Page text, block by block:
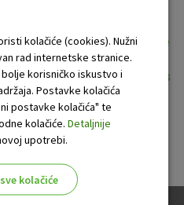
subjekte,Opće uvjete
,Opće uvjete te nova
i korištenje Visa Business
i uvjete za izdavanje i
kartice OTP banke
od 28. srpnja 2018.
kolačiće (cookies). Nužni
rad internetske stranice.
korisničko iskustvo i
Postavke kolačića
postavke kolačića" te
kolačiće. Detaljnije
upotrebi.
kolačiće